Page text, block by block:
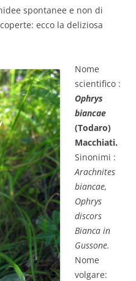
spontanee e non di
ecco la deliziosa
Nome
scientifico :
Ophrys
biancae
(Todaro)
Macchiati.
Sinonimi :
Arachnites
biancae,
Ophrys
discors
Bianca in
Gussone.
Nome
volgare: